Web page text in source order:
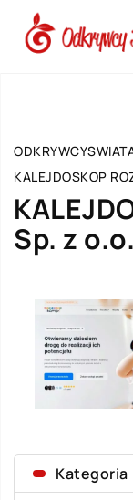
KALEJDOSKOP
Sp. z o.o.
Kategoria